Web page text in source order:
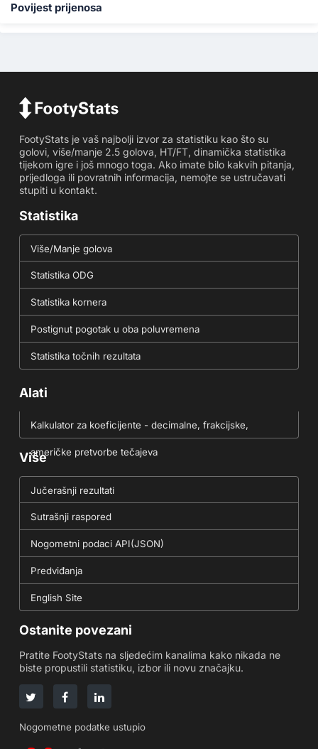
Povijest prijenosa
FootyStats je vaš najbolji izvor za statistiku kao što su
golovi, više/manje 2.5 golova, HT/FT, dinamička statistika
tijekom igre i još mnogo toga. Ako imate bilo kakvih pitanja,
prijedloga ili povratnih informacija, nemojte se ustručavati
stupiti u kontakt.
Statistika
Više/Manje golova
Statistika ODG
Statistika kornera
Postignut pogotak u oba poluvremena
Statistika točnih rezultata
Alati
Kalkulator za koeficijente - decimalne, frakcijske,
američke pretvorbe tečajeva
Više
Jučerašnji rezultati
Sutrašnji raspored
Nogometni podaci API(JSON)
Predviđanja
English Site
Ostanite povezani
Pratite FootyStats na sljedećim kanalima kako nikada ne
biste propustili statistiku, izbor ili novu značajku.
Nogometne podatke ustupio